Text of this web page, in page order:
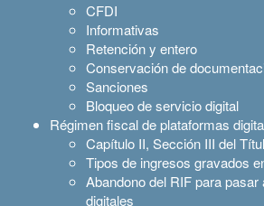
CFDI
Informativas
Retención y entero
Conservación de
Sanciones
Bloqueo de servicio digital
Régimen fiscal de plataformas
Capítulo II, Sección III del
Tipos de ingresos gravados
Abandono del RIF para pasar
digitales